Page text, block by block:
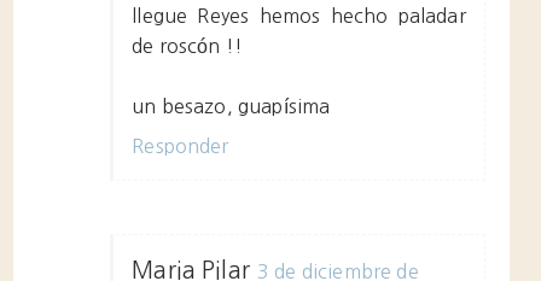
llegue Reyes hemos hecho paladar
de roscón !!
un besazo, guapísima
Responder
Maria Pilar 3 de diciembre de